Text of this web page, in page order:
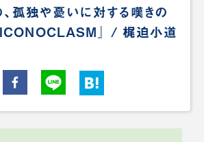
孤独や憂いに対する嘆きの
ICONOCLASM』 / 梶迫小道